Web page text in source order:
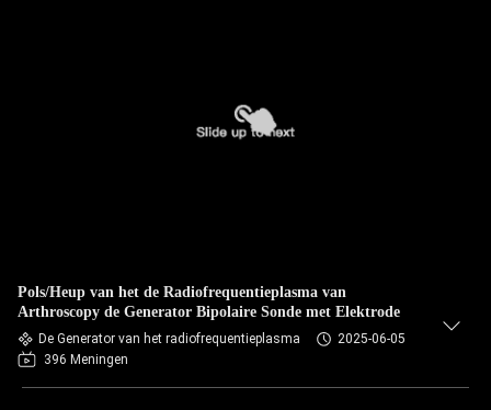
Pols/Heup van het de Radiofrequentieplasma van
Arthroscopy de Generator Bipolaire Sonde met Elektrode
De Generator van het radiofrequentieplasma
2025-06-05
396 Meningen